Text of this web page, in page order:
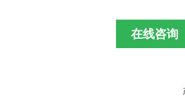
在线咨询